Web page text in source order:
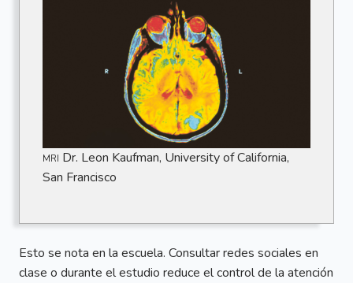
mri Dr. Leon Kaufman, University of California,
San Francisco
Esto se nota en la escuela. Consultar redes sociales en
clase o durante el estudio reduce el control de la atención